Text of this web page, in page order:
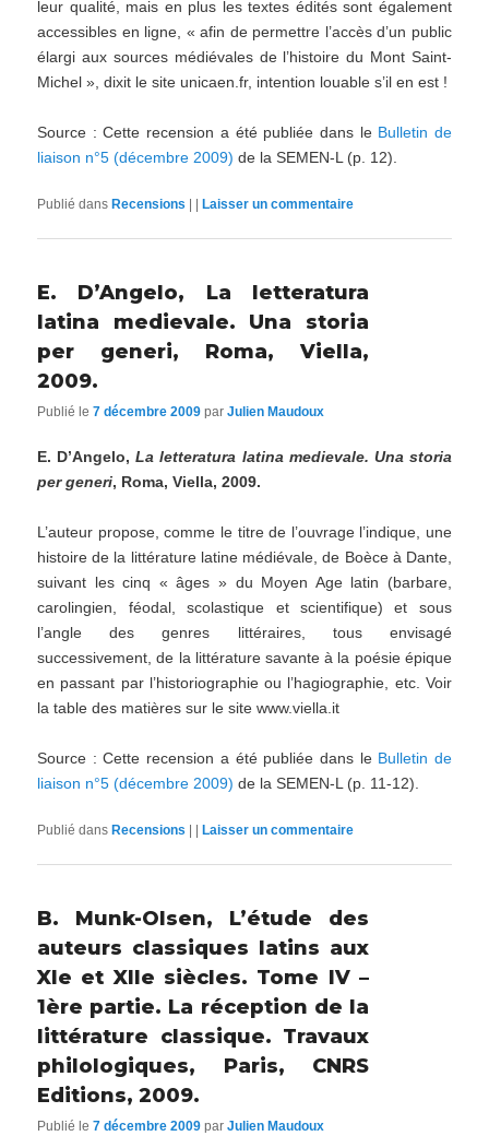
leur qualité, mais en plus les textes édités sont également
accessibles en ligne, « afin de permettre l’accès d’un public
élargi aux sources médiévales de l’histoire du Mont Saint-
Michel », dixit le site unicaen.fr, intention louable s’il en est !
Source : Cette recension a été publiée dans le Bulletin de
liaison n°5 (décembre 2009) de la SEMEN-L (p. 12).
Publié dans Recensions Laisser un commentaire
E. D’Angelo, La letteratura
latina medievale. Una storia
per generi, Roma, Viella,
2009.
Publié le7 décembre 2009 parJulien Maudoux
E. D’Angelo,La letteratura latina medievale. Una storia
per generi, Roma, Viella, 2009.
L’auteur propose, comme le titre de l’ouvrage l’indique, une
histoire de la littérature latine médiévale, de Boèce à Dante,
suivant les cinq « âges » du Moyen Age latin (barbare,
carolingien, féodal, scolastique et scientifique) et sous
l’angle des genres littéraires, tous envisagé
successivement, de la littérature savante à la poésie épique
en passant par l’historiographie ou l’hagiographie, etc. Voir
la table des matières sur le site www.viella.it
Source : Cette recension a été publiée dans le Bulletin de
liaison n°5 (décembre 2009) de la SEMEN-L (p. 11-12).
Publié dans Recensions Laisser un commentaire
B. Munk-Olsen, L’étude des
auteurs classiques latins aux
XIe et XIIe siècles. Tome IV –
1ère partie. La réception de la
littérature classique. Travaux
philologiques, Paris, CNRS
Editions, 2009.
Publié le7 décembre 2009 parJulien Maudoux